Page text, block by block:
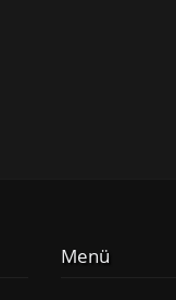
Menü